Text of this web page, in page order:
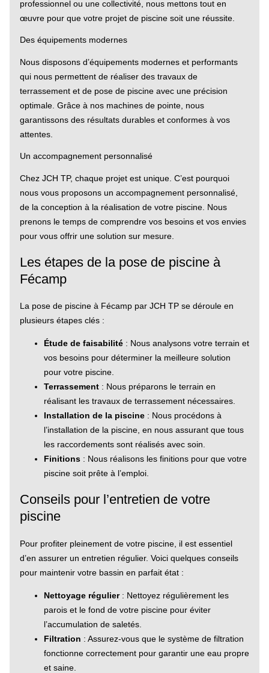
professionnel ou une collectivité, nous mettons tout en
œuvre pour que votre projet de piscine soit une réussite.
Des équipements modernes
Nous disposons d’équipements modernes et performants
qui nous permettent de réaliser des travaux de
terrassement et de pose de piscine avec une précision
optimale. Grâce à nos machines de pointe, nous
garantissons des résultats durables et conformes à vos
attentes.
Un accompagnement personnalisé
Chez JCH TP, chaque projet est unique. C’est pourquoi
nous vous proposons un accompagnement personnalisé,
de la conception à la réalisation de votre piscine. Nous
prenons le temps de comprendre vos besoins et vos envies
pour vous offrir une solution sur mesure.
Les étapes de la pose de piscine à
Fécamp
La pose de piscine à Fécamp par JCH TP se déroule en
plusieurs étapes clés :
Étude de faisabilité: Nous analysons votre terrain et
vos besoins pour déterminer la meilleure solution
pour votre piscine.
Terrassement: Nous préparons le terrain en
réalisant les travaux de terrassement nécessaires.
Installation de la piscine: Nous procédons à
l’installation de la piscine, en nous assurant que tous
les raccordements sont réalisés avec soin.
Finitions: Nous réalisons les finitions pour que votre
piscine soit prête à l’emploi.
Conseils pour l’entretien de votre
piscine
Pour profiter pleinement de votre piscine, il est essentiel
d’en assurer un entretien régulier. Voici quelques conseils
pour maintenir votre bassin en parfait état :
Nettoyage régulier: Nettoyez régulièrement les
parois et le fond de votre piscine pour éviter
l’accumulation de saletés.
Filtration : Assurez-vous que le système de filtration
fonctionne correctement pour garantir une eau propre
et saine.